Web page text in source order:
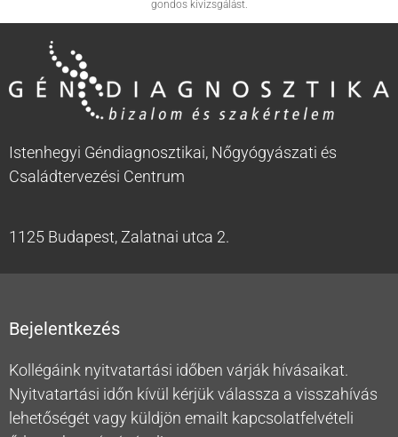
gondos kivizsgálást.
Istenhegyi Géndiagnosztikai, Nőgyógyászati és
Családtervezési Centrum
1125 Budapest, Zalatnai utca 2.
Bejelentkezés
Kollégáink nyitvatartási időben várják hívásaikat.
Nyitvatartási időn kívül kérjük válassza a visszahívás
lehetőségét vagy küldjön emailt kapcsolatfelvételi